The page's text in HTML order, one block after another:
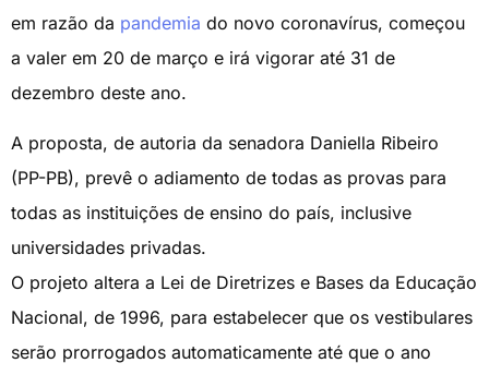
em razão da pandemia do novo coronavírus, começou
a valer em 20 de março e irá vigorar até 31 de
dezembro deste ano.
A proposta, de autoria da senadora Daniella Ribeiro
(PP-PB), prevê o adiamento de todas as provas para
todas as instituições de ensino do país, inclusive
universidades privadas.
O projeto altera a Lei de Diretrizes e Bases da Educação
Nacional, de 1996, para estabelecer que os vestibulares
serão prorrogados automaticamente até que o ano